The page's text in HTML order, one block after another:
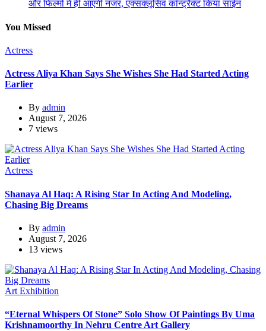
और फिल्मों में ही आएंगी नजर, एक्सक्लूसिव कॉन्ट्रैक्ट किया साईन
You Missed
Actress
Actress Aliya Khan Says She Wishes She Had Started Acting
Earlier
By admin
August 7, 2026
7 views
Actress
Shanaya Al Haq: A Rising Star In Acting And Modeling,
Chasing Big Dreams
By admin
August 7, 2026
13 views
Art Exhibition
“Eternal Whispers Of Stone” Solo Show Of Paintings By Uma
Krishnamoorthy In Nehru Centre Art Gallery